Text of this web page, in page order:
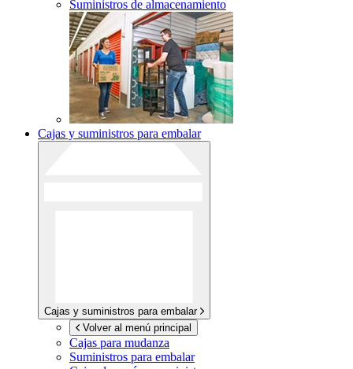
Suministros de almacenamiento
Cajas y suministros para embalar
Cajas y suministros para embalar
Volver al menú principal
Cajas para mudanza
Suministros para embalar